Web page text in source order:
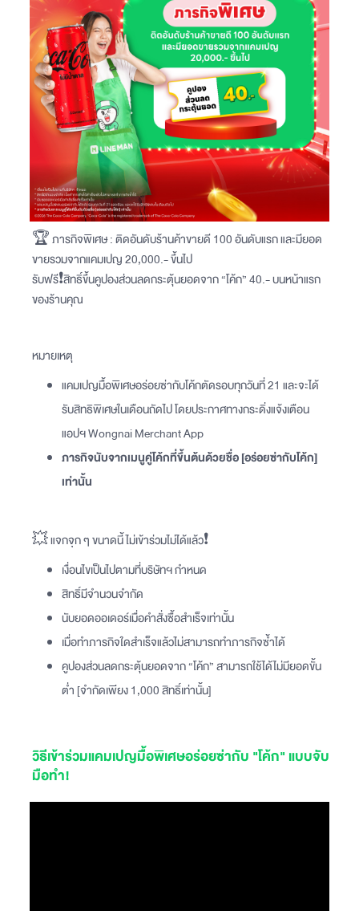
🏆 ภารกิจพิเศษ : ติดอันดับร้านค้าขายดี 100 อันดับแรก และมียอด
ขายรวมจากแคมเปญ 20,000.- ขึ้นไป
รับฟรี❗️สิทธิ์ขึ้นคูปองส่วนลดกระตุ้นยอดจาก “โค้ก” 40.- บนหน้าแรก
ของร้านคุณ
หมายเหตุ
แคมเปญมื้อพิเศษอร่อยซ่ากับโค้กตัดรอบทุกวันที่ 21 และจะได้
รับสิทธิพิเศษในเดือนถัดไป โดยประกาศทางกระดิ่งแจ้งเตือน
แอปฯ Wongnai Merchant App
ภารกิจนับจากเมนูคู่โค้กที่ขึ้นต้นด้วยชื่อ [อร่อยซ่ากับโค้ก]
เท่านั้น
💥 แจกจุก ๆ ขนาดนี้ ไม่เข้าร่วมไม่ได้แล้ว❗️
เงื่อนไขเป็นไปตามที่บริษัทฯ​ กำหนด
สิทธิ์มีจำนวนจำกัด
นับยอดออเดอร์เมื่อคำสั่งซื้อสำเร็จเท่านั้น
เมื่อทำภารกิจใดสำเร็จแล้วไม่สามารถทำภารกิจซ้ำได้
คูปองส่วนลดกระตุ้นยอดจาก “โค้ก” สามารถใช้ได้ไม่มียอดขั้น
ต่ำ [จำกัดเพียง 1,000 สิทธิ์เท่านั้น]
‍วิธีเข้าร่วมแคมเปญมื้อพิเศษอร่อยซ่ากับ "โค้ก" แบบจับ
มือทำ!